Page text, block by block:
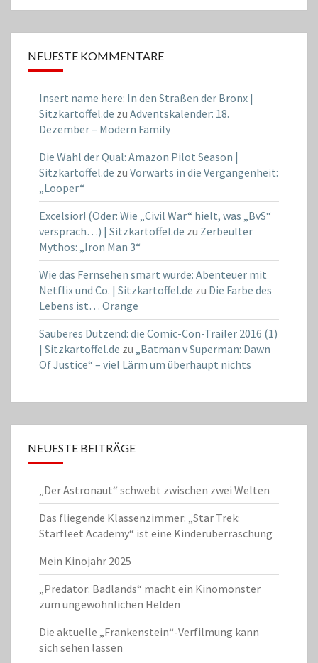
NEUESTE KOMMENTARE
Insert name here: In den Straßen der Bronx |
Sitzkartoffel.de zu Adventskalender: 18.
Dezember – Modern Family
Die Wahl der Qual: Amazon Pilot Season |
Sitzkartoffel.de zu Vorwärts in die Vergangenheit:
„Looper“
Excelsior! (Oder: Wie „Civil War“ hielt, was „BvS“
versprach…) | Sitzkartoffel.de zu Zerbeulter
Mythos: „Iron Man 3“
Wie das Fernsehen smart wurde: Abenteuer mit
Netflix und Co. | Sitzkartoffel.de zu Die Farbe des
Lebens ist… Orange
Sauberes Dutzend: die Comic-Con-Trailer 2016 (1)
| Sitzkartoffel.de zu „Batman v Superman: Dawn
Of Justice“ – viel Lärm um überhaupt nichts
NEUESTE BEITRÄGE
„Der Astronaut“ schwebt zwischen zwei Welten
Das fliegende Klassenzimmer: „Star Trek:
Starfleet Academy“ ist eine Kinderüberraschung
Mein Kinojahr 2025
„Predator: Badlands“ macht ein Kinomonster
zum ungewöhnlichen Helden
Die aktuelle „Frankenstein“-Verfilmung kann
sich sehen lassen